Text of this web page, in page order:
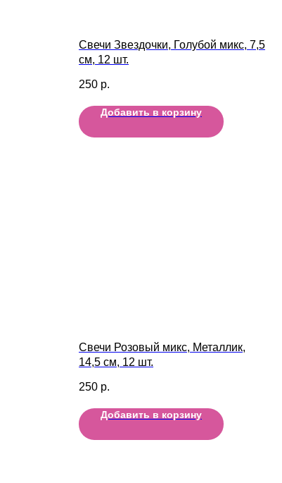
Свечи Звездочки, Голубой микс, 7,5
см, 12 шт.
250 р.
Добавить в корзину
Свечи Розовый микс, Металлик,
14,5 см, 12 шт.
250 р.
Добавить в корзину